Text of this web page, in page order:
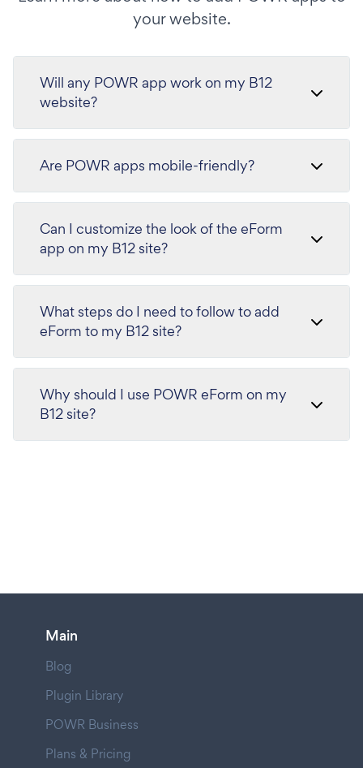
your website.
Will any POWR app work on my B12
website?
Are POWR apps mobile-friendly?
Can I customize the look of the eForm
app on my B12 site?
What steps do I need to follow to add
eForm to my B12 site?
Why should I use POWR eForm on my
B12 site?
Main
Blog
Plugin Library
POWR Business
Plans & Pricing